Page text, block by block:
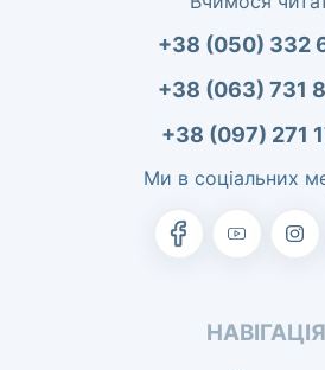
+38 (050) 332
+38 (063) 731
+38 (097) 271
Ми в соціальних
НАВІГАЦІЯ